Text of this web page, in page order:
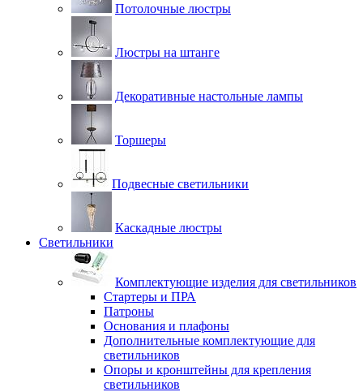
Потолочные люстры
Люстры на штанге
Декоративные настольные лампы
Торшеры
Подвесные светильники
Каскадные люстры
Светильники
Комплектующие изделия для светильников
Стартеры и ПРА
Патроны
Основания и плафоны
Дополнительные комплектующие для
светильников
Опоры и кронштейны для крепления
светильников